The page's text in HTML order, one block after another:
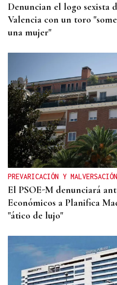
Denuncian el logo sexista
Valencia con un toro
una mujer"
PREVARICACIÓN Y MALVERSACIÓN
El PSOE-M denunciará
Económicos a Planifica
"ático de lujo"